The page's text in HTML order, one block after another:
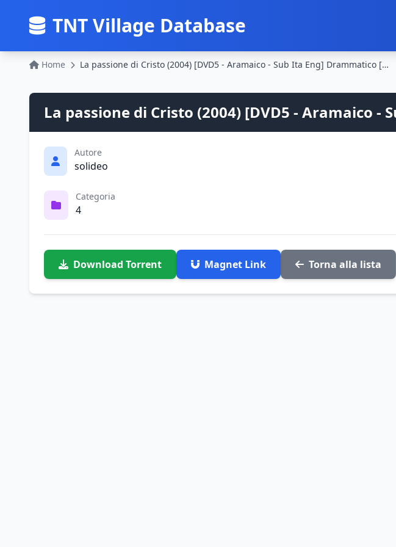
TNT Village Database
Home La passione di Cristo (2004) [DVD5 - Aramaico - Sub Ita Eng] Drammatico [CURA] Ciclo Fede e Religioni
La passione di Cristo (2004) [DVD5 - Aramaico -
Autore
solideo
Categoria
4
Download Torrent Magnet Link Torna alla lista